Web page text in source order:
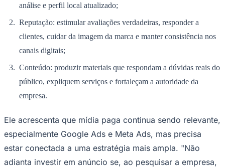
análise e perfil local atualizado;
Reputação: estimular avaliações verdadeiras, responder a
clientes, cuidar da imagem da marca e manter consistência nos
canais digitais;
Conteúdo: produzir materiais que respondam a dúvidas reais do
público, expliquem serviços e fortaleçam a autoridade da
empresa.
Ele acrescenta que mídia paga continua sendo relevante,
especialmente Google Ads e Meta Ads, mas precisa
estar conectada a uma estratégia mais ampla. "Não
adianta investir em anúncio se, ao pesquisar a empresa,